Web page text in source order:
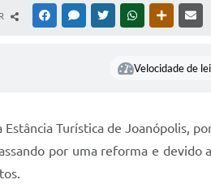
FACEBOOKMESSENGER
TWITTERWHATSAPPOUTRAS
Velocidade de
Turística de Joanópolis,
por uma reforma e